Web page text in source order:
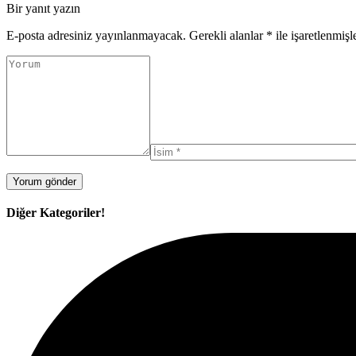
Bir yanıt yazın
E-posta adresiniz yayınlanmayacak. Gerekli alanlar * ile
Diğer Kategoriler!